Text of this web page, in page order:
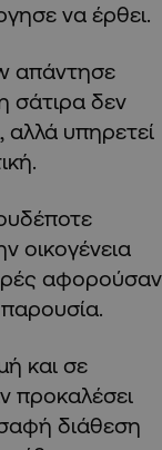
να έρθει.
απάντησε
σάτιρα δεν
υπηρετεί
οικογένεια
αφορούσαν
και σε
προκαλέσει
διάθεση